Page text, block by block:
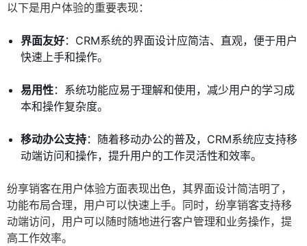
以下是用户体验的重要表现：
界面友好：CRM系统的界面设计应简洁、直观，便于用户
快速上手和操作。
易用性：系统功能应易于理解和使用，减少用户的学习成
本和操作复杂度。
移动办公支持：随着移动办公的普及，CRM系统应支持移
动端访问和操作，提升用户的工作灵活性和效率。
纷享销客在用户体验方面表现出色，其界面设计简洁明了，
功能布局合理，用户可以快速上手。同时，纷享销客支持移
动端访问，用户可以随时随地进行客户管理和业务操作，提
高工作效率。